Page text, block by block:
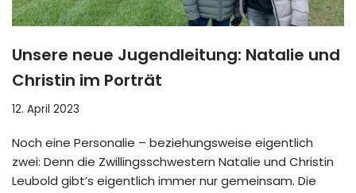
Unsere neue Jugendleitung: Natalie und
Christin im Porträt
12. April 2023
Noch eine Personalie – beziehungsweise eigentlich
zwei: Denn die Zwillingsschwestern Natalie und Christin
Leubold gibt’s eigentlich immer nur gemeinsam. Die